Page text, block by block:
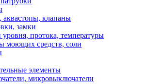
клапаны
замки
уровня, протока, температуры
моющих средств, соли
элементы
микровыключатели